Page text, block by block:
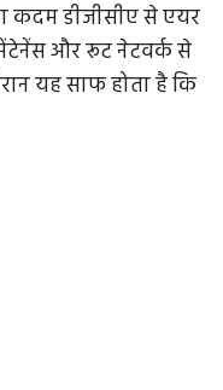
कदम डीजीसीए से एयर
और रूट नेटवर्क से
यह साफ होता है कि